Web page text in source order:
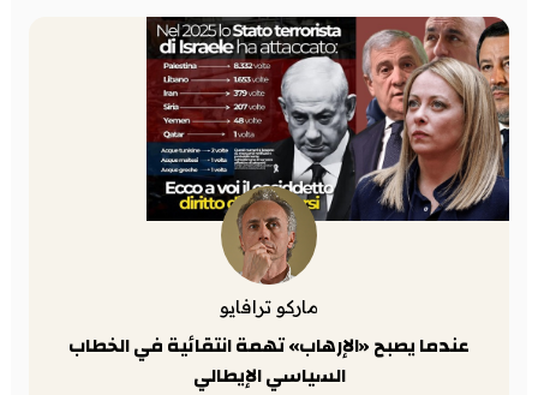
ماركو ترافايو
عندما يصبح «الإرهاب» تهمة انتقائية في الخطاب
السياسي الإيطالي